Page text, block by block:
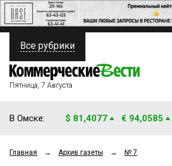
ПОЛИТИКА
ФИНАНСЫ
ОБЩЕСТВО
Все рубрики
Пятница, 7 Августа
В Омске: $ 81,4077 € 94,0585
Главная → Архив газеты → № 7